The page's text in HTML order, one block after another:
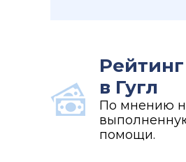
в Гугл
По мнению
помощи.